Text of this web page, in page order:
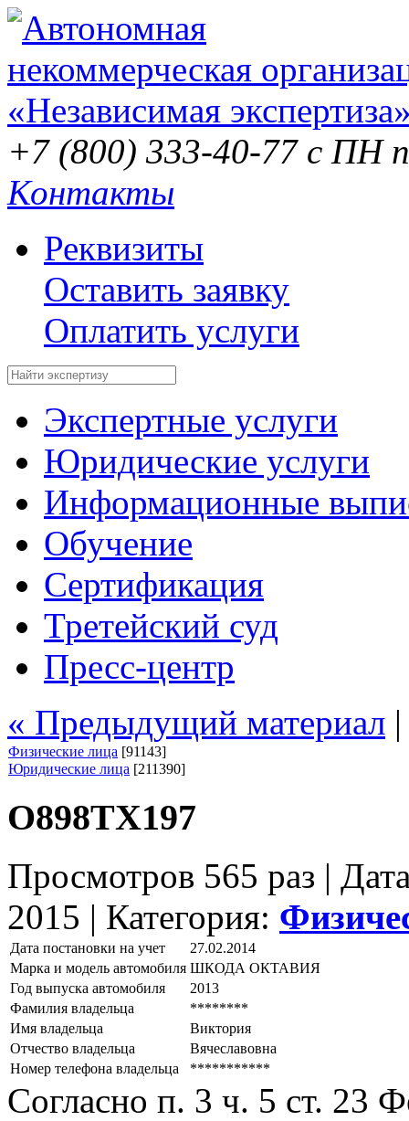
+7 (800) 333-40-77 с ПН
Контакты
Реквизиты
Оставить заявку
Оплатить услуги
Экспертные услуги
Юридические услуги
Информационные
Обучение
Сертификация
Третейский суд
Пресс-центр
« Предыдущий материал
Физические лица [91143]
Юридические лица [211390]
О898ТХ197
Просмотров 565 раз |
2015 | Категория:
Дата постановки на учет
27.02.2014
Марка и модель автомобиля ШКОДА ОКТАВИЯ
Год выпуска автомобиля
2013
Фамилия владельца
********
Имя владельца
Виктория
Отчество владельца
Вячеславовна
Номер телефона владельца
***********
Согласно п. 3 ч. 5 ст. 23